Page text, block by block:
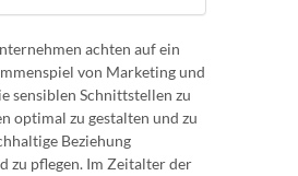
achten auf ein
von Marketing und
sensiblen Schnittstellen zu
optimal zu gestalten und zu
Beziehung
zu pflegen. Im Zeitalter der